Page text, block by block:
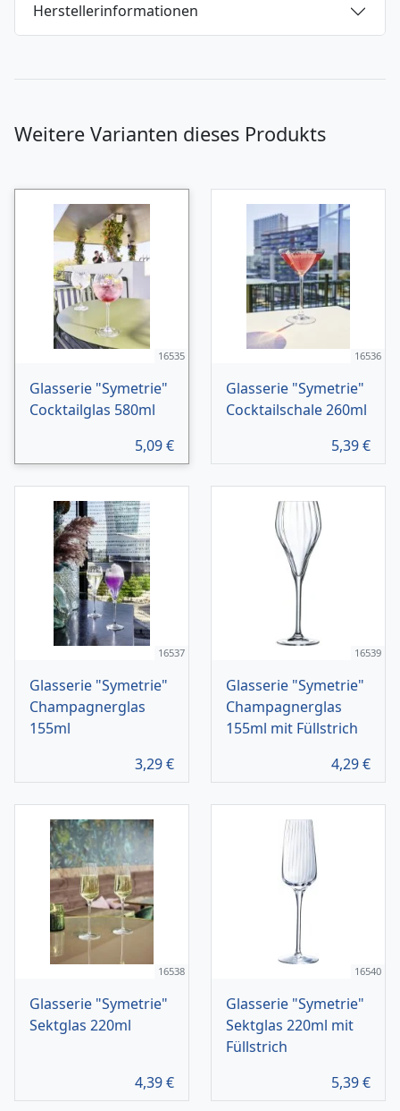
Herstellerinformationen
Weitere Varianten dieses Produkts
16535
Glasserie "Symetrie"
Cocktailglas 580ml
5,09€
16536
Glasserie "Symetrie"
Cocktailschale 260ml
5,39€
16537
Glasserie "Symetrie"
Champagnerglas
155ml
3,29€
16539
Glasserie "Symetrie"
Champagnerglas
155ml mit Füllstrich
4,29€
16538
Glasserie "Symetrie"
Sektglas 220ml
4,39€
16540
Glasserie "Symetrie"
Sektglas 220ml mit
Füllstrich
5,39€